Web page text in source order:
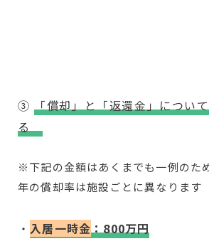
③「償却」と「返還金」につい
る
※下記の金額はあくまでも一例のた
年の償却率は施設ごとに異なります
・入居一時金：800万円